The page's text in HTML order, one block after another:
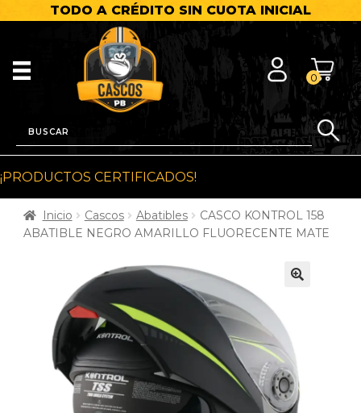
TODO A CRÉDITO SIN CUOTA INICIAL
0
¡PRODUCTOS CERTIFICADOS!
Inicio Cascos Abatibles
CASCO KONTROL 158
ABATIBLE NEGRO AMARILLO FLUORECENTE MATE